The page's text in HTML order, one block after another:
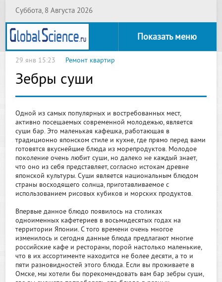
Суббота, 8 Августа 2026
Показать меню
29 янв 15:23 Ремонт квартир
Зебры суши
Одной из самых популярных и востребованных мест,
активно посещаемых современной молодежью, является
суши бар. Это маленькая кафешка, работающая в
традиционно японском стиле и кухне, где прямо перед вами
готовятся вкуснейшие блюда из морепродуктов. Молодое
поколение очень любит суши, но далеко не каждый знает,
что оно из себя представляет, согласно истокам древне
японской культуры. Суши является национальным блюдом
страны восходящего солнца, приготавливаемое с
использованием рисовых кубиков и морских продуктов.
Впервые данное блюдо появилось на столиках
одноименных кафетериев в восьмидесятых годах на
территории Японии. С того времени очень многое
изменилось и сегодня данные блюда предлагают многие
российские кафе и рестораны, порой настолько маленькие,
что в их ассортименте находится не более десяти, а то и
пяти разновидностей этого блюда. Если вы проживаете в
Омске, мы хотели бы порекомендовать вам бар зебры суши,